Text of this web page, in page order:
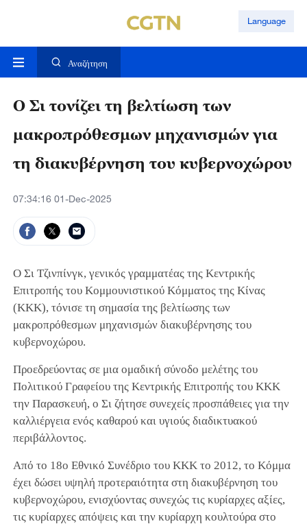
Language
Αναζήτηση
Ο Σι τονίζει τη βελτίωση των
μακροπρόθεσμων μηχανισμών για
τη διακυβέρνηση του κυβερνοχώρου
07:34:16 01-Dec-2025
Ο Σι Τζινπίνγκ, γενικός γραμματέας της Κεντρικής
Επιτροπής του Κομμουνιστικού Κόμματος της Κίνας
(ΚΚΚ), τόνισε τη σημασία της βελτίωσης των
μακροπρόθεσμων μηχανισμών διακυβέρνησης του
κυβερνοχώρου.
Προεδρεύοντας σε μια ομαδική σύνοδο μελέτης του
Πολιτικού Γραφείου της Κεντρικής Επιτροπής του ΚΚΚ
την Παρασκευή, ο Σι ζήτησε συνεχείς προσπάθειες για την
καλλιέργεια ενός καθαρού και υγιούς διαδικτυακού
περιβάλλοντος.
Από το 18ο Εθνικό Συνέδριο του ΚΚΚ το 2012, το Κόμμα
έχει δώσει υψηλή προτεραιότητα στη διακυβέρνηση του
κυβερνοχώρου, ενισχύοντας συνεχώς τις κυρίαρχες αξίες,
τις κυρίαρχες απόψεις και την κυρίαρχη κουλτούρα στο